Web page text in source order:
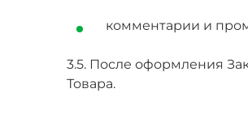
комментарии и
3.5. После оформления
Товара.